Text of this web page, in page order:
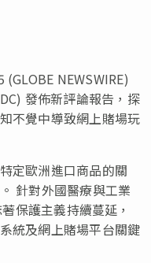
NEWSWIRE)
發佈新評論報告，探
不覺中導致網上賭場玩
定歐洲進口商品的關
針對外國醫療與工業
保護主義持續蔓延，
統及網上賭場平台關鍵